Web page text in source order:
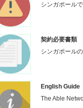
シンガポール
契約必要書類
シンガポール
English Guide
The Able